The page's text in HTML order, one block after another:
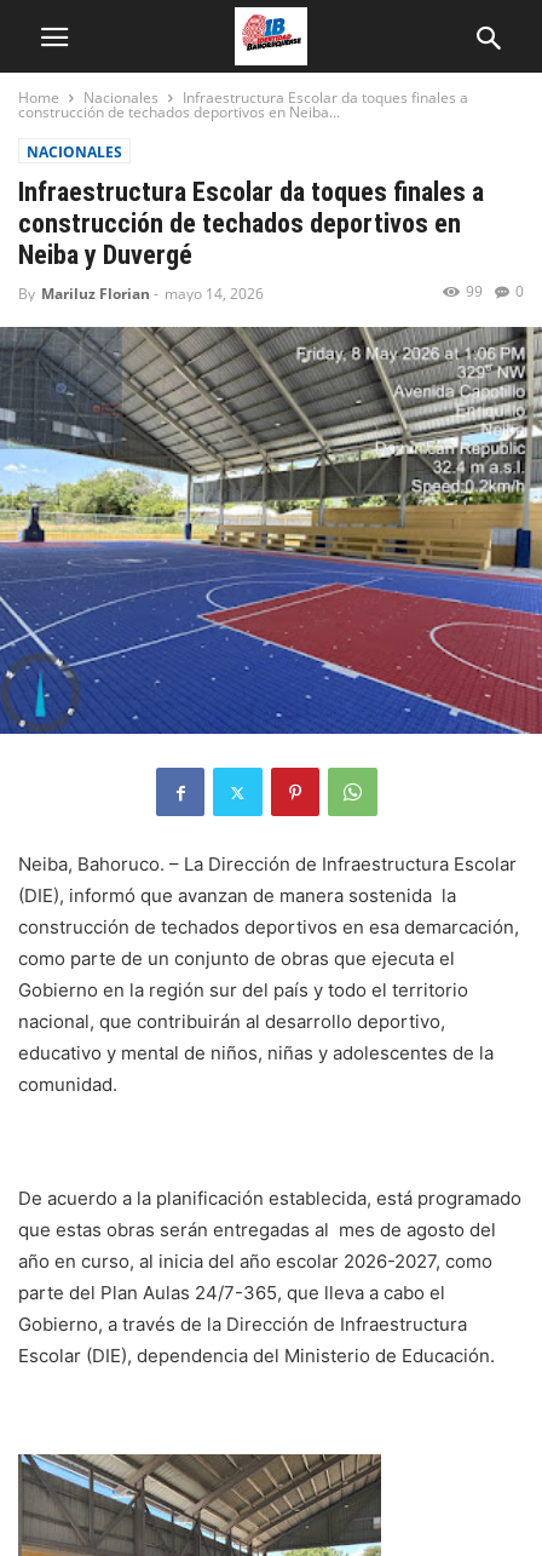
Home Nacionales Infraestructura Escolar da toques finales a
construcción de techados deportivos en Neiba...
NACIONALES
Infraestructura Escolar da toques finales a
construcción de techados deportivos en
Neiba y Duvergé
By Mariluz Florian - mayo 14, 2026 0
99
Neiba, Bahoruco. – La Dirección de Infraestructura Escolar
(DIE), informó que avanzan de manera sostenida la
construcción de techados deportivos en esa demarcación,
como parte de un conjunto de obras que ejecuta el
Gobierno en la región sur del país y todo el territorio
nacional, que contribuirán al desarrollo deportivo,
educativo y mental de niños, niñas y adolescentes de la
comunidad.
De acuerdo a la planificación establecida, está programado
que estas obras serán entregadas al mes de agosto del
año en curso, al inicia del año escolar 2026-2027, como
parte del Plan Aulas 24/7-365, que lleva a cabo el
Gobierno, a través de la Dirección de Infraestructura
Escolar (DIE), dependencia del Ministerio de Educación.